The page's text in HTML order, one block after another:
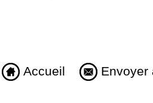
Accueil Envoyer